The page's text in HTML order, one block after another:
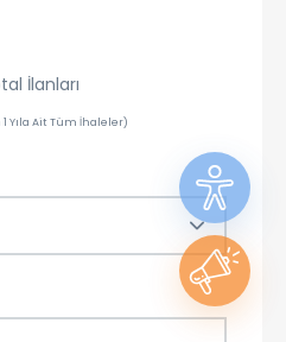
İlanları
1 Yıla Ait Tüm İhaleler)